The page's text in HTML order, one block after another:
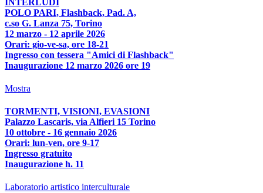
POLO PARI, Flashback, Pad. A,
c.so G. Lanza 75, Torino
12 marzo - 12 aprile 2026
Orari: gio-ve-sa, ore 18-21
Ingresso con tessera "Amici di Flashback"
Inaugurazione 12 marzo 2026 ore 19
Mostra
TORMENTI, VISIONI, EVASIONI
Palazzo Lascaris, via Alfieri 15 Torino
10 ottobre - 16 gennaio 2026
Orari: lun-ven, ore 9-17
Ingresso gratuito
Inaugurazione h. 11
Laboratorio artistico interculturale